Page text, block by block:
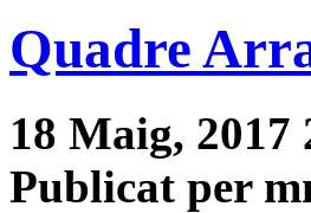
Quadre
18 Maig, 2017
Publicat per